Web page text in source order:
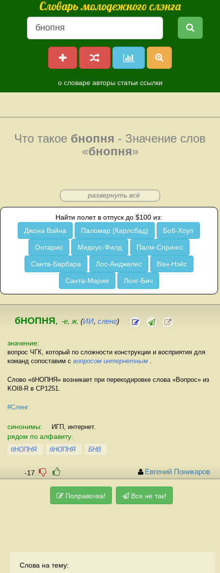
Словарь молодежного слэнга
о словаре авторы статьи ссылки
Что такое бнопня - Значение слов
«бнопня»
развернуть всё
Найти полет в отпуск до $100 из:
Джона Вэйна
Паломар (Карлсбад) Боб-Хоуп
Онтарио Мидоус-Филд Палм-Спрингс
Санта-Барбара Лос-Анджелес Ван-Нэйс
Санта-Мария Лонг-Бич
бНОПНЯ, -е, ж. (ИИ, сленг)
значение:
вопрос ЧГК, который по сложности конструкции и восприятия для
команд сопоставим с вопросом интернетным
Слово «бНОПНЯ» возникает при перекодировке слова «Вопрос» из
KOI8-R в CP1251.
#Сленг
синонимы: ИГП, интернет.
рядом по алфавиту:
бНОПНЯ бНОПНЯ БНВ
-17 Евгений Поникаров
Поправочка! Все не так!
Слова на тему: